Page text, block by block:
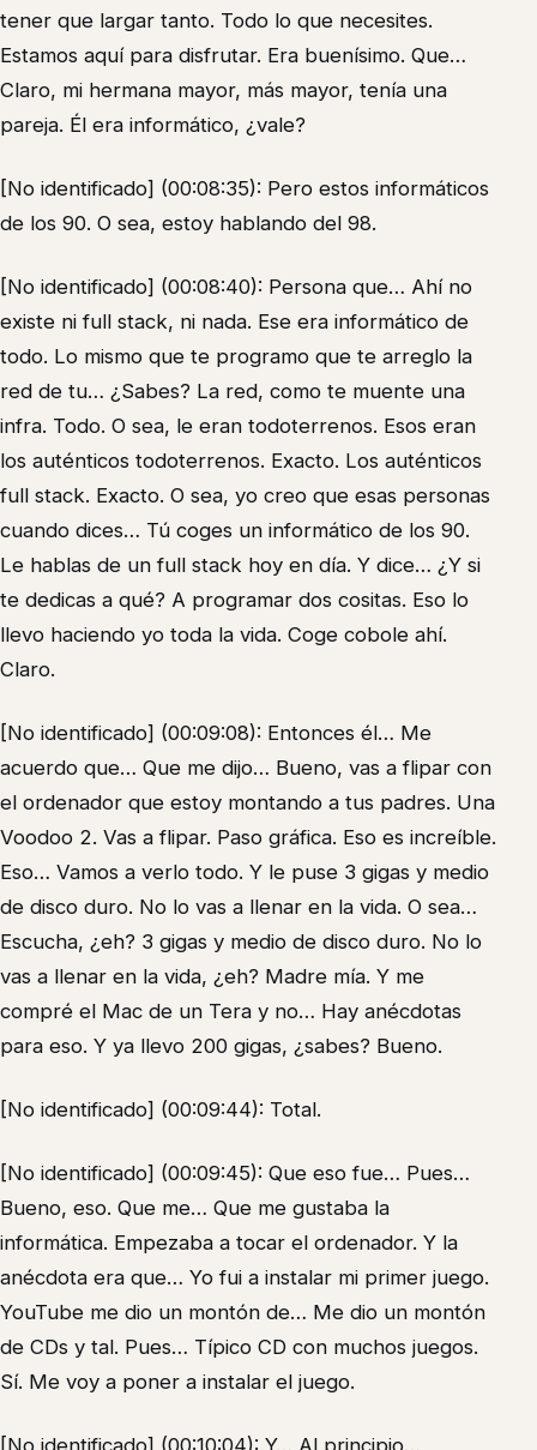
tener que largar tanto. Todo lo que necesites.
Estamos aquí para disfrutar. Era buenísimo. Que…
Claro, mi hermana mayor, más mayor, tenía una
pareja. Él era informático, ¿vale?
[No identificado] (00:08:35): Pero estos informáticos
de los 90. O sea, estoy hablando del 98.
[No identificado] (00:08:40): Persona que… Ahí no
existe ni full stack, ni nada. Ese era informático de
todo. Lo mismo que te programo que te arreglo la
red de tu… ¿Sabes? La red, como te muente una
infra. Todo. O sea, le eran todoterrenos. Esos eran
los auténticos todoterrenos. Exacto. Los auténticos
full stack. Exacto. O sea, yo creo que esas personas
cuando dices… Tú coges un informático de los 90.
Le hablas de un full stack hoy en día. Y dice… ¿Y si
te dedicas a qué? A programar dos cositas. Eso lo
llevo haciendo yo toda la vida. Coge cobole ahí.
Claro.
[No identificado] (00:09:08): Entonces él… Me
acuerdo que… Que me dijo… Bueno, vas a flipar con
el ordenador que estoy montando a tus padres. Una
Voodoo 2. Vas a flipar. Paso gráfica. Eso es increíble.
Eso… Vamos a verlo todo. Y le puse 3 gigas y medio
de disco duro. No lo vas a llenar en la vida. O sea…
Escucha, ¿eh? 3 gigas y medio de disco duro. No lo
vas a llenar en la vida, ¿eh? Madre mía. Y me
compré el Mac de un Tera y no… Hay anécdotas
para eso. Y ya llevo 200 gigas, ¿sabes? Bueno.
[No identificado] (00:09:44): Total.
[No identificado] (00:09:45): Que eso fue… Pues…
Bueno, eso. Que me… Que me gustaba la
informática. Empezaba a tocar el ordenador. Y la
anécdota era que… Yo fui a instalar mi primer juego.
YouTube me dio un montón de… Me dio un montón
de CDs y tal. Pues… Típico CD con muchos juegos.
Sí. Me voy a poner a instalar el juego.